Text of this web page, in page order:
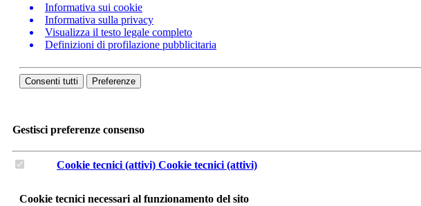
Informativa sui cookie
Informativa sulla privacy
Visualizza il testo legale completo
Definizioni di profilazione pubblicitaria
Consenti tutti Preferenze
Gestisci preferenze consenso
Cookie tecnici (attivi) Cookie tecnici (attivi)
Cookie tecnici necessari al funzionamento del sito